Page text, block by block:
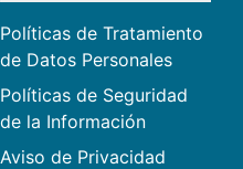
Políticas de Tratamiento
de Datos Personales
Políticas de Seguridad
de la Información
Aviso de Privacidad